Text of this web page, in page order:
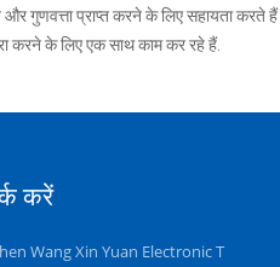
गुणवत्ता प्राप्त करने के लिए सहायता
करने के लिए एक साथ काम कर रहे हैं.
करें
Wang Xin Yuan Electronic T